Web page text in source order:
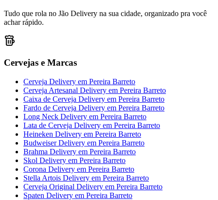
Tudo que rola no Jão Delivery na sua cidade, organizado pra você
achar rápido.
Cervejas e Marcas
Cerveja Delivery em Pereira Barreto
Cerveja Artesanal Delivery em Pereira Barreto
Caixa de Cerveja Delivery em Pereira Barreto
Fardo de Cerveja Delivery em Pereira Barreto
Long Neck Delivery em Pereira Barreto
Lata de Cerveja Delivery em Pereira Barreto
Heineken Delivery em Pereira Barreto
Budweiser Delivery em Pereira Barreto
Brahma Delivery em Pereira Barreto
Skol Delivery em Pereira Barreto
Corona Delivery em Pereira Barreto
Stella Artois Delivery em Pereira Barreto
Cerveja Original Delivery em Pereira Barreto
Spaten Delivery em Pereira Barreto